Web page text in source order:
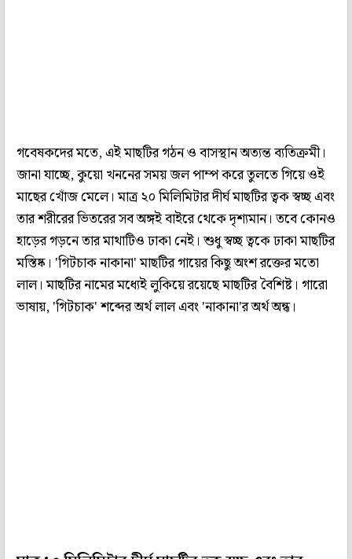
গবেষকদের মতে, এই মাছটির গঠন ও বাসস্থান অত্যন্ত ব্যতিক্রমী।
জানা যাচ্ছে, কুয়ো খননের সময় জল পাম্প করে তুলতে গিয়ে ওই
মাছের খোঁজ মেলে। মাত্র ২০ মিলিমিটার দীর্ঘ মাছটির ত্বক স্বচ্ছ এবং
তার শরীরের ভিতরের সব অঙ্গই বাইরে থেকে দৃশ্যমান। তবে কোনও
হাড়ের গড়নে তার মাথাটিও ঢাকা নেই। শুধু স্বচ্ছ ত্বকে ঢাকা মাছটির
মস্তিষ্ক। 'গিটচাক নাকানা' মাছটির গায়ের কিছু অংশ রক্তের মতো
লাল। মাছটির নামের মধ্যেই লুকিয়ে রয়েছে মাছটির বৈশিষ্ট। গারো
ভাষায়, 'গিটচাক' শব্দের অর্থ লাল এবং 'নাকানা'র অর্থ অন্ধ।